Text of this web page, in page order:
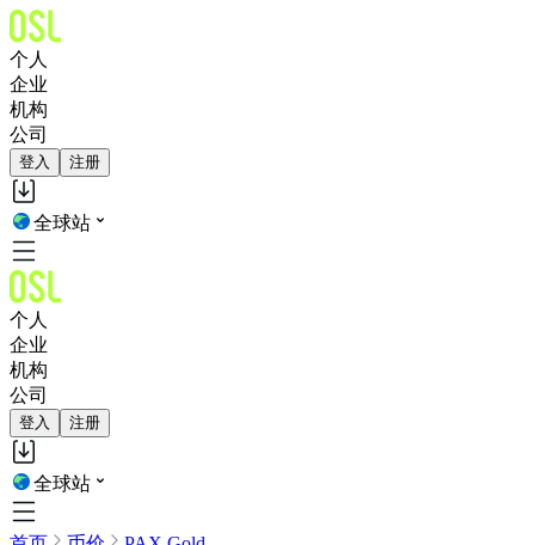
个人
企业
机构
公司
登入 注册
全球站
个人
企业
机构
公司
登入 注册
全球站